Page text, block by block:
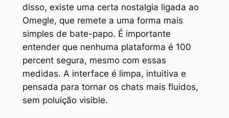
disso, existe uma certa nostalgia ligada ao
Omegle, que remete a uma forma mais
simples de bate-papo. É importante
entender que nenhuma plataforma é 100
percent segura, mesmo com essas
medidas. A interface é limpa, intuitiva e
pensada para tornar os chats mais fluidos,
sem poluição visible.